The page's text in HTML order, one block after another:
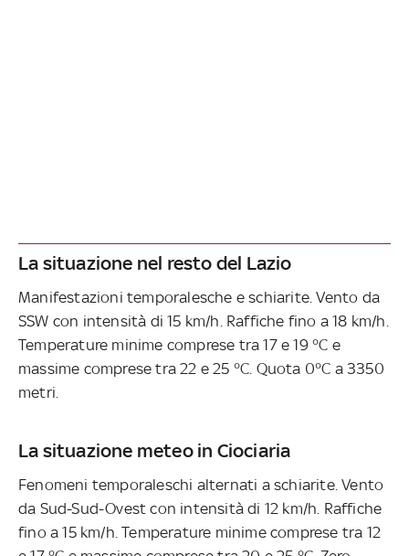
La situazione nel resto del Lazio
Manifestazioni temporalesche e schiarite. Vento da
SSW con intensità di 15 km/h. Raffiche fino a 18 km/h.
Temperature minime comprese tra 17 e 19 °C e
massime comprese tra 22 e 25 °C. Quota 0°C a 3350
metri.
La situazione meteo in Ciociaria
Fenomeni temporaleschi alternati a schiarite. Vento
da Sud-Sud-Ovest con intensità di 12 km/h. Raffiche
fino a 15 km/h. Temperature minime comprese tra 12